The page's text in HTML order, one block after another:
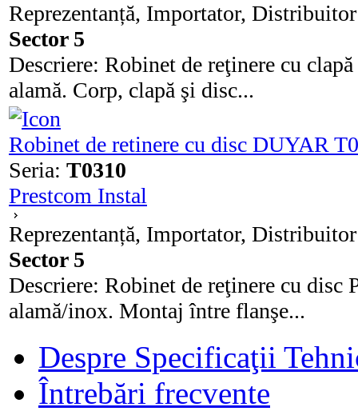
Reprezentanță, Importator, Distribuitor
Sector 5
Descriere: Robinet de reţinere cu
alamă. Corp, clapă şi disc...
Robinet de retinere cu disc DUYAR
Seria: T0310
Prestcom Instal
Reprezentanță, Importator, Distribuitor
Sector 5
Descriere: Robinet de reţinere cu disc
alamă/inox. Montaj între flanşe...
Despre Specificaţii
Întrebări frecvente